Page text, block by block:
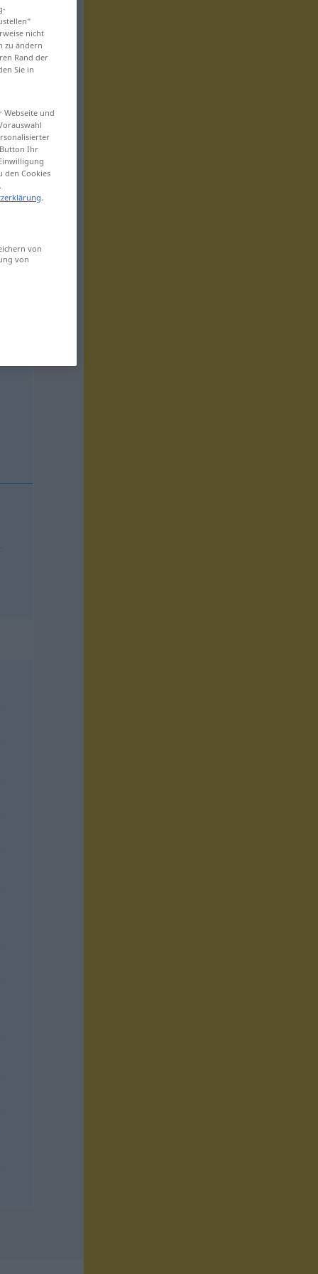
nicht
zu ändern
Rand der
Sie in
und
Ihr
den Cookies
.
von
von